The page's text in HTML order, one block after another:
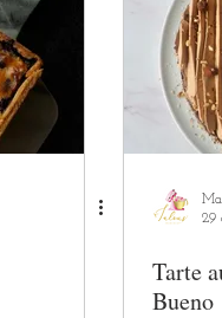
Déco Loisirs créatifs
29
Tarte
Bueno